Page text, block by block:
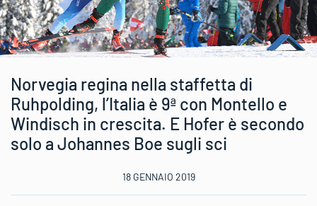
Norvegia regina nella staffetta di
Ruhpolding, l’Italia è 9ª con Montello e
Windisch in crescita. E Hofer è secondo
solo a Johannes Boe sugli sci
18 GENNAIO 2019